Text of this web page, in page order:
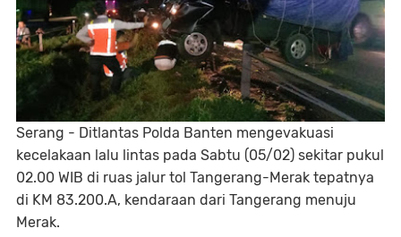
Serang - Ditlantas Polda Banten mengevakuasi
kecelakaan lalu lintas pada Sabtu (05/02) sekitar pukul
02.00 WIB di ruas jalur tol Tangerang-Merak tepatnya
di KM 83.200.A, kendaraan dari Tangerang menuju
Merak.